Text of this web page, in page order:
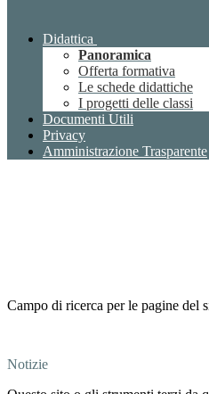
Didattica
Panoramica
Offerta formativa
Le schede didattiche
I progetti delle classi
Documenti Utili
Privacy
Amministrazione Trasparente
Campo di ricerca per le pagine del
Notizie